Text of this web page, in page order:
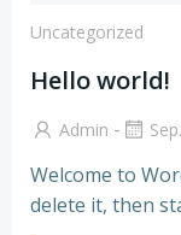
Uncategorized
Hello world!
Admin -
Welcome to
delete it, then